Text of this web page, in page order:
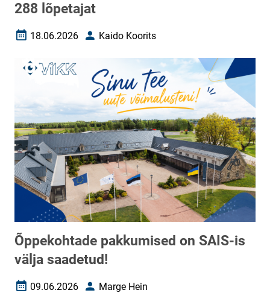
288 lõpetajat
Loomise kuupäev
18.06.2026 AutorKaido Koorits
Õppekohtade pakkumised on SAIS-is
välja saadetud!
Loomise kuupäev
09.06.2026 AutorMarge Hein